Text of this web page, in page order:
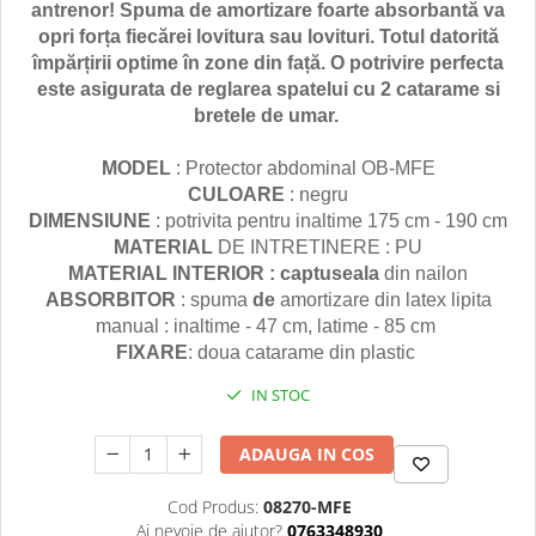
Palmare/Palete Box/Arte Martiale
Perne Antrenament Arte Martiale
Perne Antebrat/Pao
Manechini Arte Martiale
Echipament Antrenori
Sorturi Kickboxing / MMA
Tricouri / Maiouri
Trening/Compleu
Bluze / Hanorace/Geci
Sepci / Caciuli
Proteze/Protectii dentare
antrenor! Spuma de amortizare foarte absorbantă va
opri forța fiecărei lovitura sau lovituri. Totul datorită
împărțirii optime în zone din față. O potrivire perfecta
este asigurata de reglarea spatelui cu 2 catarame si
bretele de umar.
MODEL: Protector abdominal OB-MFE
CULOARE : negru
DIMENSIUNE : potrivita pentru inaltime 175 cm - 190 cm
MATERIAL DE INTRETINERE : PU
MATERIAL INTERIOR : captuseala din nailon
ABSORBITOR : spuma deamortizare din latex lipita
manual : inaltime - 47 cm, latime - 85 cm
FIXARE: doua catarame din plastic
IN STOC
ADAUGA IN COS
Cod Produs: 08270-MFE
Ai nevoie de ajutor? 0763348930